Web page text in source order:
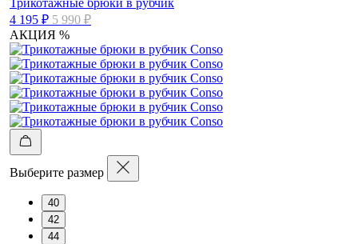
Трикотажные брюки в рубчик
4 195 ₽ 5 990 ₽
АКЦИЯ %
Выберите размер
40
42
44